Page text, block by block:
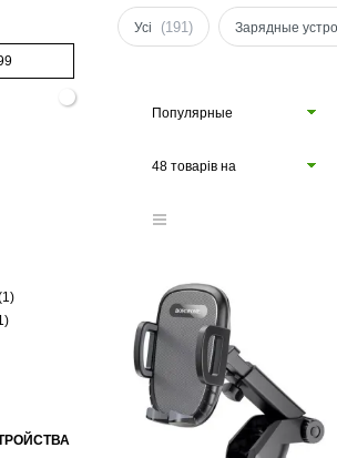
Усі (191) Зарядные
Популярные
48 товарів на